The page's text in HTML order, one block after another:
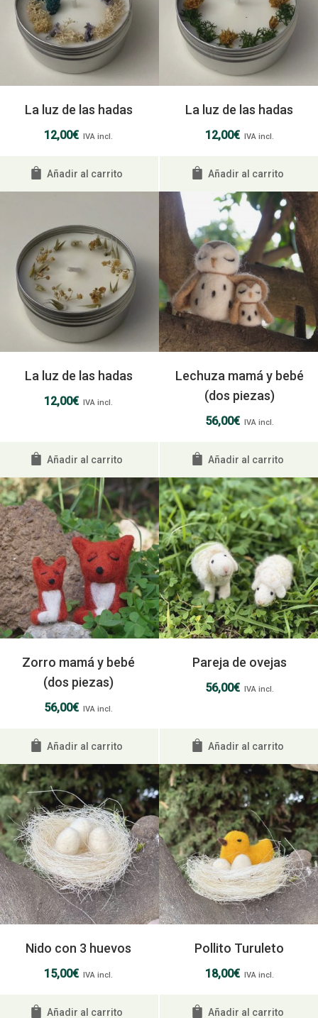
La luz de las hadas
12,00€ IVA incl.
Añadir al carrito
La luz de las hadas
12,00€ IVA incl.
Añadir al carrito
La luz de las hadas
12,00€ IVA incl.
Añadir al carrito
Lechuza mamá y bebé
(dos piezas)
56,00€ IVA incl.
Añadir al carrito
Zorro mamá y bebé
(dos piezas)
56,00€ IVA incl.
Añadir al carrito
Pareja de ovejas
56,00€ IVA incl.
Añadir al carrito
Nido con 3 huevos
15,00€ IVA incl.
Añadir al carrito
Pollito Turuleto
18,00€ IVA incl.
Añadir al carrito